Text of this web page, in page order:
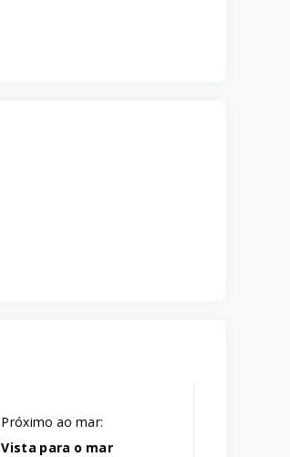
Próximo ao mar:
Vista para o mar